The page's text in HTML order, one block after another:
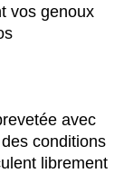
vos genoux
avec
conditions
librement